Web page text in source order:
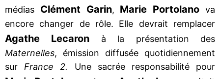
médias Clément Garin, Marie Portolano va
encore changer de rôle. Elle devrait remplacer
Agathe Lecaron à la présentation des
Maternelles, émission diffusée quotidiennement
sur France 2. Une sacrée responsabilité pour